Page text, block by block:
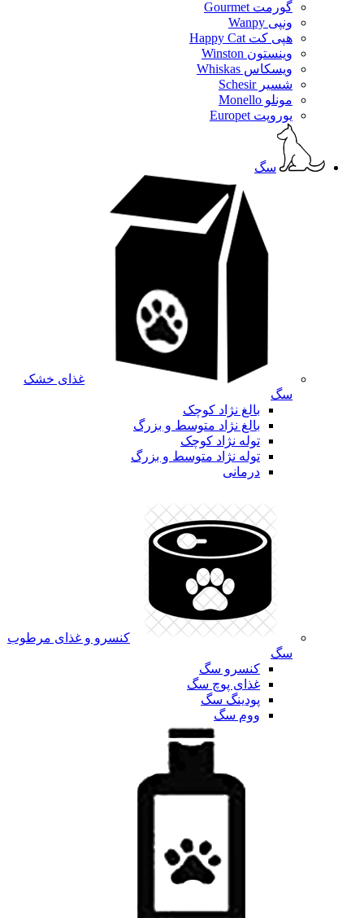
گورمت Gourmet
ونپی Wanpy
هپی کت Happy Cat
وینستون Winston
ویسکاس Whiskas
شسیر Schesir
مونلو Monello
یوروپت Europet
سگ
غذای خشک
سگ
بالغ نژاد کوچک
بالغ نژاد متوسط و بزرگ
توله نژاد کوچک
توله نژاد متوسط و بزرگ
درمانی
کنسرو و غذای مرطوب
سگ
کنسرو سگ
غذای پوچ سگ
پودینگ سگ
ووم سگ